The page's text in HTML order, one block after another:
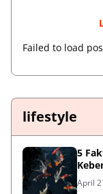
Failed to load
lifestyle
5
April